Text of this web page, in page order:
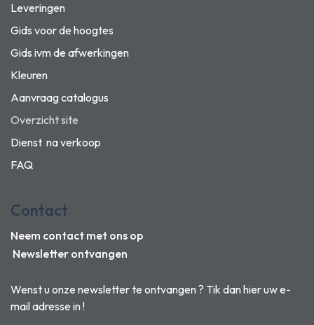
Leveringen
Gids voor de hoogtes
Gids ivm de afwerkingen
Kleuren
Aanvraag catalogus
Overzicht site
Dienst na verkoop
FAQ
Wenst u onze newsletter te ontvangen ? Tik dan hier uw e-
mail adresse in !
Contact
Neem contact met ons op
Newsletter ontvangen